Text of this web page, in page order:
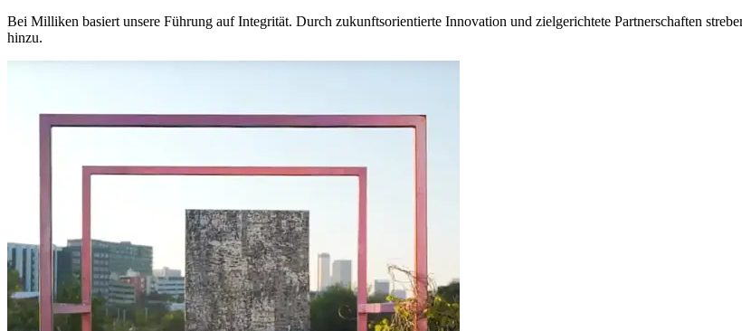
Bei Milliken basiert unsere Führung auf Integrität. Durch zukunftsorientierte Innovation und zielgerichtete Partnerschaften
hinzu.